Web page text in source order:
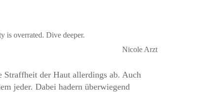
is overrated. Dive deeper.
Nicole Arzt
der Haut allerdings ab. Auch
jeder. Dabei hadern überwiegend